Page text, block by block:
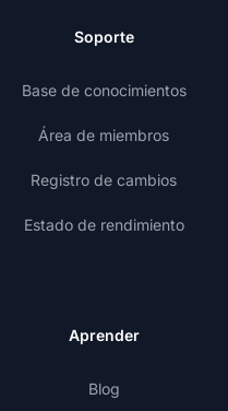
Soporte
Base de conocimientos
Área de miembros
Registro de cambios
Estado de rendimiento
Aprender
Blog